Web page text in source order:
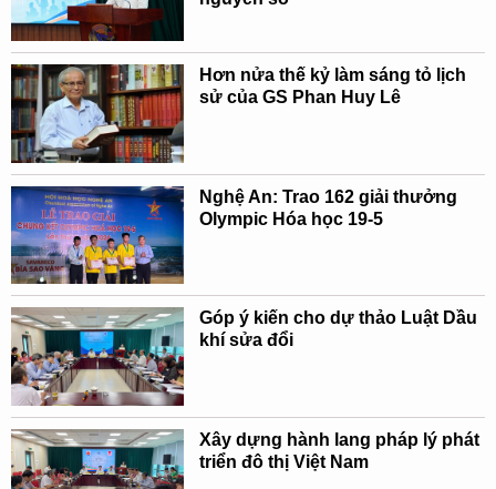
Hơn nửa thế kỷ làm sáng tỏ lịch
sử của GS Phan Huy Lê
Nghệ An: Trao 162 giải thưởng
Olympic Hóa học 19-5
Góp ý kiến cho dự thảo Luật Dầu
khí sửa đổi
Xây dựng hành lang pháp lý phát
triển đô thị Việt Nam